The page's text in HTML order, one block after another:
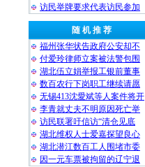
访民举牌要求代表访民参加
随 机 推 荐
福州张华状告政府公安却不
付爱玲律师立案被法警包围
湖北伍立娟举报工银前董事
数百农行下岗职工继续请愿
无锡413沈愛斌等人案件将开
李青就丈夫不明原因死亡举
访民联署吁信访“清仓见底
湖北维权人士爱嘉探望良心
湖北潜江数百工人围堵市委
因一元车票被拘留的辽宁退